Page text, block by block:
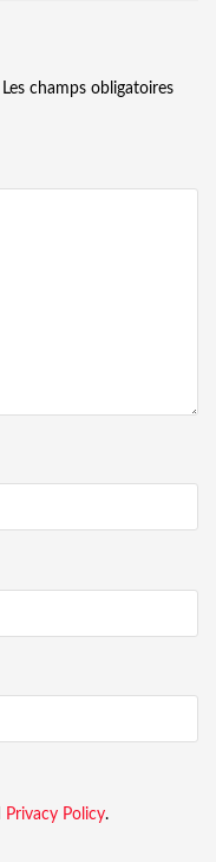
Les champs obligatoires
Privacy Policy.